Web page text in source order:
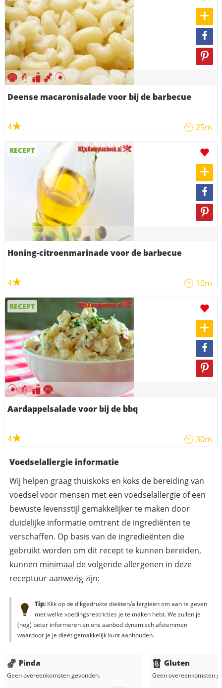
Deense macaronisalade voor bij de barbecue
4 25m
RECEPT
Honing-citroenmarinade voor de barbecue
4 10m
RECEPT
Aardappelsalade voor bij de bbq
4 30m
Voedselallergie informatie
Wij helpen graag thuiskoks en koks de bereiding van
voedsel voor mensen met een voedselallergie of een
bewuste levensstijl gemakkelijker te maken door
duidelijke informatie omtrent de ingrediënten te
verschaffen. Op basis van de ingredieënten die
gebruikt worden om dit recept te kunnen bereiden,
kunnen minimaal de volgende allergenen in deze
receptuur aanwezig zijn:
Tip:Klik op de dikgedrukte dieëten/allergieën om aan te geven
met welke voedingsrestricties je te maken hebt. We zullen je
(nog) beter informeren en ons aanbod dynamisch afstemmen
waardoor je je dieët gemakkelijk kunt aanhouden.
Pinda
Geen overeenkomsten gevonden.
Gluten
Geen overeenkomsten